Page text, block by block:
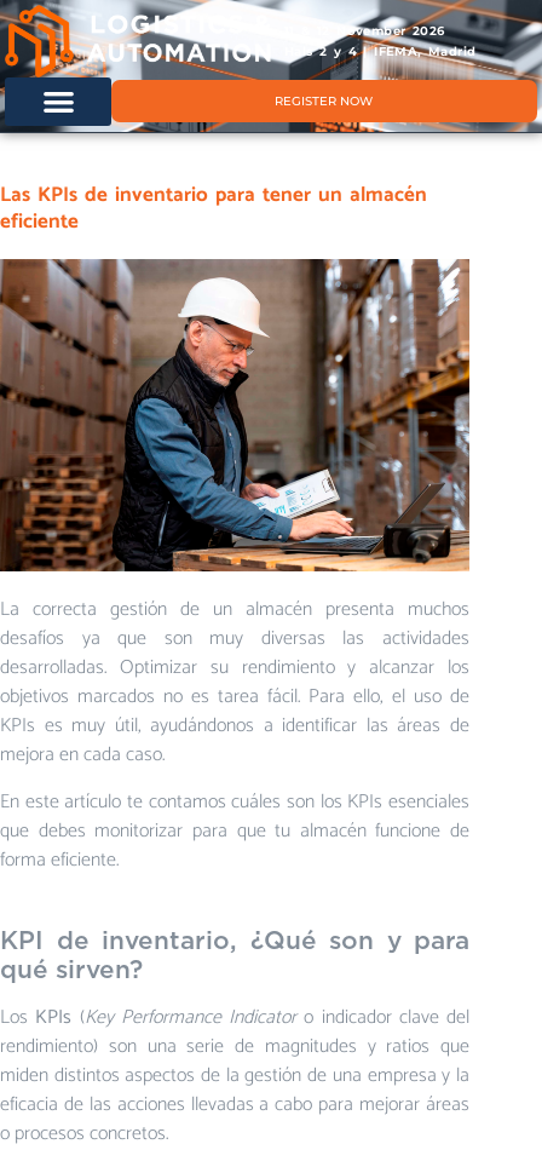
11 & 12 November 2026
Hals 2 y 4 | IFEMA, Madrid
REGISTER NOW
Las KPIs de inventario para tener un almacén
eficiente
La correcta gestión de un almacén presenta muchos
desafíos ya que son muy diversas las actividades
desarrolladas. Optimizar su rendimiento y alcanzar los
objetivos marcados no es tarea fácil. Para ello, el uso de
KPIs es muy útil, ayudándonos a identificar las áreas de
mejora en cada caso.
En este artículo te contamos cuáles son los KPIs esenciales
que debes monitorizar para que tu almacén funcione de
forma eficiente.
KPI de inventario, ¿Qué son y para
qué sirven?
Los KPIs (Key Performance Indicatoro indicador clave del
rendimiento) son una serie de magnitudes y ratios que
miden distintos aspectos de la gestión de una empresa y la
eficacia de las acciones llevadas a cabo para mejorar áreas
o procesos concretos.